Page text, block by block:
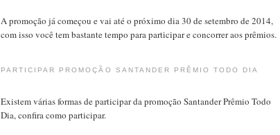
A promoção já começou e vai até o próximo dia 30 de setembro de 2014,
com isso você tem bastante tempo para participar e concorrer aos prêmios.
PARTICIPAR PROMOÇÃO SANTANDER PRÊMIO TODO DIA
Existem várias formas de participar da promoção Santander Prêmio Todo
Dia, confira como participar.